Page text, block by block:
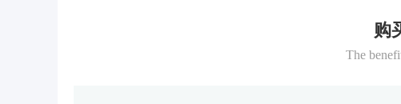
购
The